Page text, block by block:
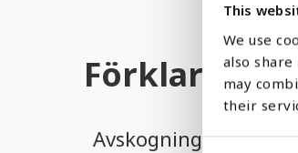
This
We use
also
may
their
Förklaring
Avskogning är ett